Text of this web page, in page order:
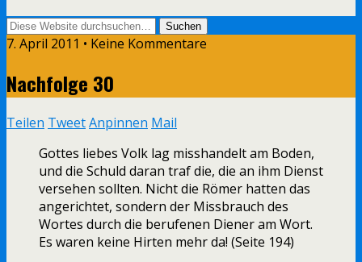
7. April 2011 • Keine Kommentare
Nachfolge 30
Teilen TweetAnpinnen Mail
Gottes liebes Volk lag misshandelt am Boden,
und die Schuld daran traf die, die an ihm Dienst
versehen sollten. Nicht die Römer hatten das
angerichtet, sondern der Missbrauch des
Wortes durch die berufenen Diener am Wort.
Es waren keine Hirten mehr da! (Seite 194)